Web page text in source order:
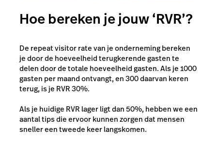
Hoe bereken je jouw ‘RVR’?
De repeat visitor rate van je onderneming bereken
je door de hoeveelheid terugkerende gasten te
delen door de totale hoeveelheid gasten. Als je 1000
gasten per maand ontvangt, en 300 daarvan keren
terug, is je RVR 30%.
Als je huidige RVR lager ligt dan 50%, hebben we een
aantal tips die ervoor kunnen zorgen dat mensen
sneller een tweede keer langskomen.